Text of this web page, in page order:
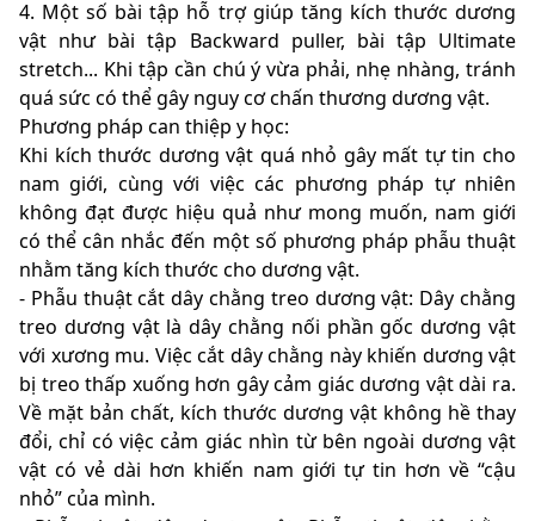
4. Một số bài tập hỗ trợ giúp tăng kích thước dương
vật như bài tập Backward puller, bài tập Ultimate
stretch... Khi tập cần chú ý vừa phải, nhẹ nhàng, tránh
quá sức có thể gây nguy cơ chấn thương dương vật.
Phương pháp can thiệp y học:
Khi kích thước dương vật quá nhỏ gây mất tự tin cho
nam giới, cùng với việc các phương pháp tự nhiên
không đạt được hiệu quả như mong muốn, nam giới
có thể cân nhắc đến một số phương pháp phẫu thuật
nhằm tăng kích thước cho dương vật.
- Phẫu thuật cắt dây chằng treo dương vật: Dây chằng
treo dương vật là dây chằng nối phần gốc dương vật
với xương mu. Việc cắt dây chằng này khiến dương vật
bị treo thấp xuống hơn gây cảm giác dương vật dài ra.
Về mặt bản chất, kích thước dương vật không hề thay
đổi, chỉ có việc cảm giác nhìn từ bên ngoài dương vật
vật có vẻ dài hơn khiến nam giới tự tin hơn về “cậu
nhỏ” của mình.